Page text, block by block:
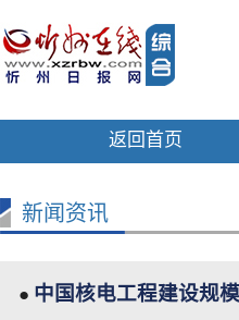
返回首页
新闻资讯
● 中国核电工程建设规